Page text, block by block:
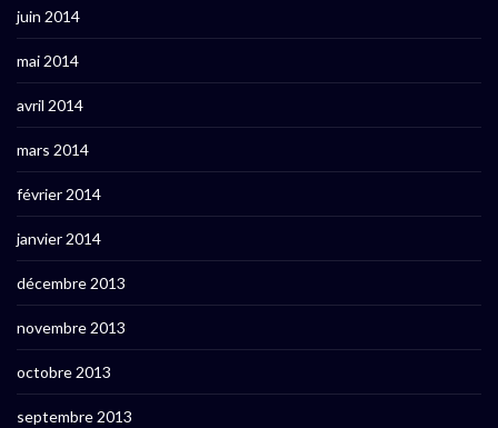
juin 2014
mai 2014
avril 2014
mars 2014
février 2014
janvier 2014
décembre 2013
novembre 2013
octobre 2013
septembre 2013